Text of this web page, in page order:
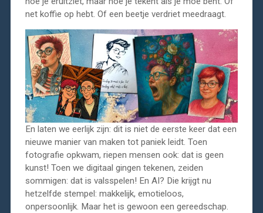
net koffie op hebt. Of een beetje verdriet meedraagt.
En laten we eerlijk zijn: dit is niet de eerste keer dat een
nieuwe manier van maken tot paniek leidt. Toen
fotografie opkwam, riepen mensen ook: dat is geen
kunst! Toen we digitaal gingen tekenen, zeiden
sommigen: dat is valsspelen! En AI? Die krijgt nu
hetzelfde stempel: makkelijk, emotieloos,
onpersoonlijk. Maar het is gewoon een gereedschap.